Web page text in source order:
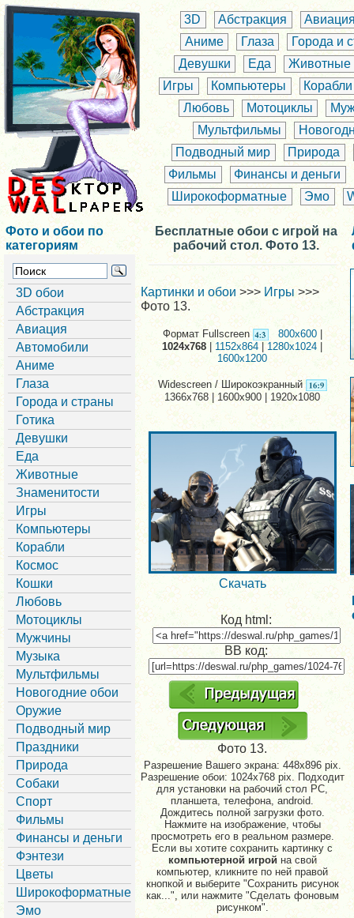
3D Абстракция
Аниме
Глаза
Города и
Девушки
Еда
Животные
Игры
Компьютеры
Корабли
Любовь
Мотоциклы
Мультфильмы
Подводный мир
Природа
Фильмы
Финансы и деньги
Широкоформатные
Эмо
Фото и обои по
категориям
3D обои
Абстракция
Авиация
Автомобили
Аниме
Глаза
Города и страны
Готика
Девушки
Еда
Животные
Знаменитости
Игры
Компьютеры
Корабли
Космос
Кошки
Любовь
Мотоциклы
Мужчины
Музыка
Мультфильмы
Новогодние обои
Оружие
Подводный мир
Праздники
Природа
Собаки
Спорт
Фильмы
Финансы и деньги
Фэнтези
Цветы
Широкоформатные
Эмо
Бесплатные обои с игрой на
рабочий стол. Фото 13.
Картинки и обои >>> Игры>>>
Фото 13.
Формат Fullscreen 800x600
1024x768
1152x864|1280x1024
1600x1200
Widescreen / Широкоэкранный
1366x768 | 1600x900 | 1920x1080
Скачать
Код html:
BB код:
Фото 13.
Разрешение Вашего экрана: 448x896 pix.
Разрешение обои: 1024x768 pix. Подходит
для установки на рабочий стол PC,
планшета, телефона, android.
Дождитесь полной загрузки фото.
Нажмите на изображение, чтобы
просмотреть его в реальном размере.
Если вы хотите сохранить картинку с
компьютерной игрой на свой
компьютер, кликните по ней правой
кнопкой и выберите "Сохранить рисунок
как...", или нажмите "Сделать фоновым
рисунком".